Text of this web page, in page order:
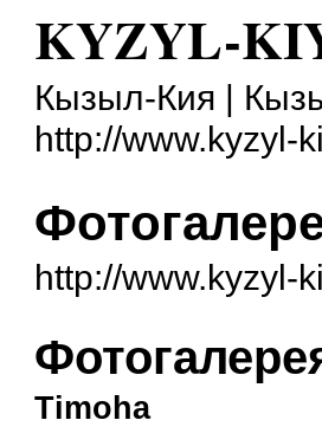
KYZYL-
Кызыл-Кия |
http://www.kyzyl-
http://www.kyzyl-
Timoha